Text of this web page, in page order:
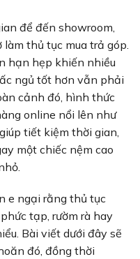
để đến showroom,
thủ tục mua trả góp.
hạn hẹp khiến nhiều
ngủ tốt hơn vẫn phải
cảnh đó, hình thức
online nổi lên như
tiết kiệm thời gian,
một chiếc nệm cao
e ngại rằng thủ tục
tạp, rườm rà hay
Bài viết dưới đây sẽ
đó, đồng thời